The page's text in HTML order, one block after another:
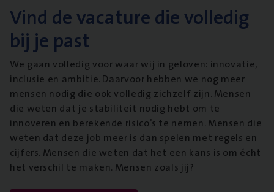
Vind de vacature die volledig
bij je past
We gaan volledig voor waar wij in geloven: innovatie,
inclusie en ambitie. Daarvoor hebben we nog meer
mensen nodig die ook volledig zichzelf zijn. Mensen
die weten dat je stabiliteit nodig hebt om te
innoveren en berekende risico’s te nemen. Mensen die
weten dat deze job meer is dan spelen met regels en
cijfers. Mensen die weten dat het een kans is om écht
het verschil te maken. Mensen zoals jij?